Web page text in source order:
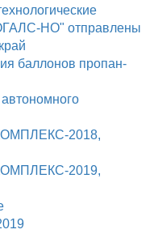
НО" отправлены
баллонов пропан-
2018,
2019,